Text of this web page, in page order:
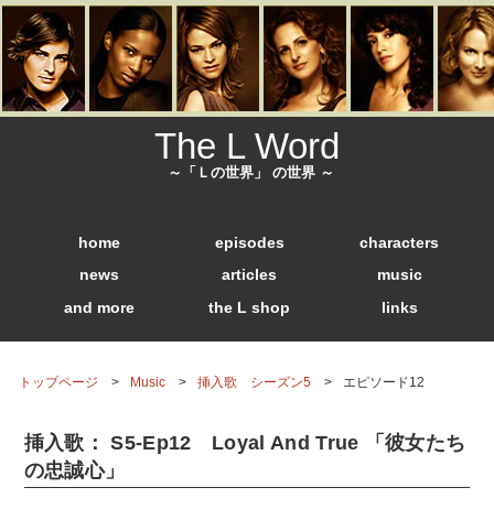
The L Word
～「Ｌの世界」 の世界 ～
home episodes
characters
news
articles
music
and more
the L shop links
トップページ Music 挿入歌 シーズン5 エピソード12
挿入歌： S5-Ep12 Loyal And True 「彼女たち
の忠誠心」